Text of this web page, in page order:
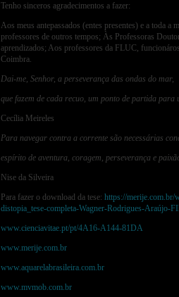
Tenho sinceros agradecimentos a fazer:
Aos meus antepassados (entes presentes) e a toda
professores de outros tempos; Às Professoras
aprendizados; Aos professores da FLUC,
Coimbra.
Dai-me, Senhor, a perseverança das ondas do mar,
que fazem de cada recuo, um ponto de partida para
Cecília Meireles
Para navegar contra a corrente são necessárias
espírito de aventura, coragem, perseverança e
Nise da Silveira
Para fazer o download da tese: https://merije.com.br/
distopia_tese-completa-Wagner-Rodrigues-Araújo-
www.cienciavitae.pt/pt/4A16-A144-81DA
www.merije.com.br
www.aquarelabrasileira.com.br
www.mvmob.com.br